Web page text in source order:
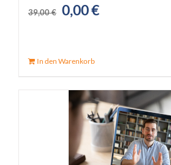
39,00€ Ursprünglicher
0,00€Aktueller
In den Warenkorb